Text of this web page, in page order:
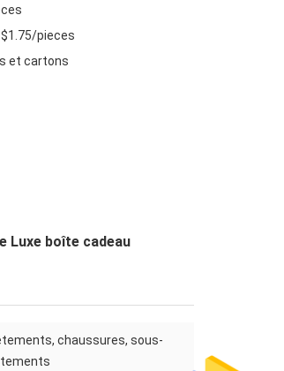
pieces
et cartons
Luxe boîte cadeau
chaussures, sous-